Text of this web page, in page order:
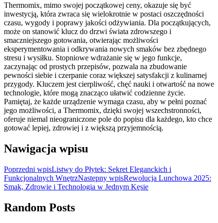
Thermomix, mimo swojej początkowej ceny, okazuje się być
inwestycją, która zwraca się wielokrotnie w postaci oszczędności
czasu, wygody i poprawy jakości odżywiania. Dla początkujących,
może on stanowić klucz do drzwi świata zdrowszego i
smaczniejszego gotowania, otwierając możliwości
eksperymentowania i odkrywania nowych smaków bez zbędnego
stresu i wysiłku. Stopniowe wdrażanie się w jego funkcje,
zaczynając od prostych przepisów, pozwala na zbudowanie
pewności siebie i czerpanie coraz większej satysfakcji z kulinarnej
przygody. Kluczem jest cierpliwość, chęć nauki i otwartość na nowe
technologie, które mogą znacząco ułatwić codzienne życie.
Pamiętaj, że każde urządzenie wymaga czasu, aby w pełni poznać
jego możliwości, a Thermomix, dzięki swojej wszechstronności,
oferuje niemal nieograniczone pole do popisu dla każdego, kto chce
gotować lepiej, zdrowiej i z większą przyjemnością.
Nawigacja wpisu
Poprzedni wpisListwy do Płytek: Sekret Eleganckich i
Funkcjonalnych WnętrzNastępny wpisRewolucja Lunchowa 2025:
Smak, Zdrowie i Technologia w Jednym Kęsie
Random Posts